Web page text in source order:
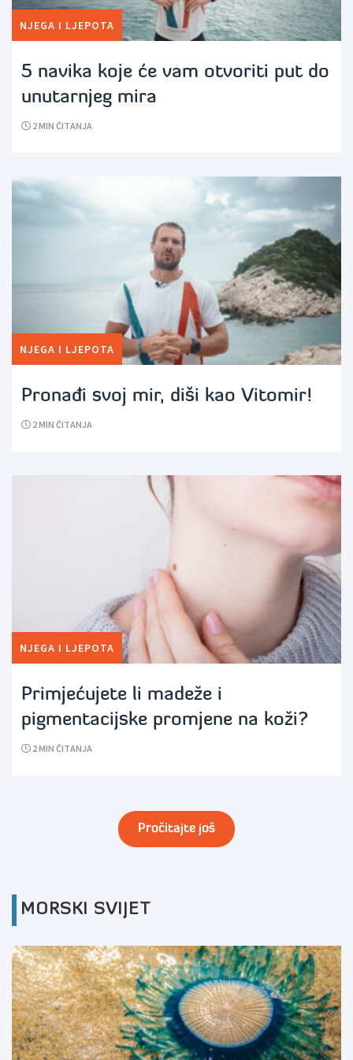
NJEGA I LJEPOTA
5 navika koje će vam otvoriti put do
unutarnjeg mira
2MIN ČITANJA
NJEGA I LJEPOTA
Pronađi svoj mir, diši kao Vitomir!
2MIN ČITANJA
NJEGA I LJEPOTA
Primjećujete li madeže i
pigmentacijske promjene na koži?
2MIN ČITANJA
Pročitajte još
MORSKI SVIJET